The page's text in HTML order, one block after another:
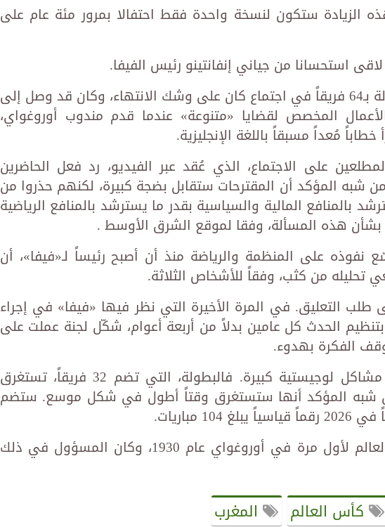
الزيادة ستكون لنسخة واحدة فقط احتفالا بمرور مئة عام على
استحسانا من جياني إنفانتينو رئيس الفيفا.
ويذكر أن اقتراح إقامة البطولة بـ64 فريقاً في اجتماع كان على وشك الانتهاء، وكان قد وصل إلى
المخصص لقضايا «متنوعة» عندما قدم مندوب أوروغواي،
خطاباً مُعداً مسبقاً باللغة الإنجليزية.
على الاجتماع، الذي عُقد عبر الفيديو، رد فعل الحاضرين
شبه المؤكد أن المقترحات ستقابل بضجة كبيرة، لكنهم حذروا من
بالمنافع المالية والسياسية بقدر ما يسترشد بالمنافع الرياضية
بشأن هذه المسألة، وفقا لموقع الشرق الأوسط .
نفوذه على المنظمة والرياضة منذ أن أصبح رئيساً لـ«فيفا»، أن
تحليله من كثب، وفقاً للأشخاص الثلاثة.
طلب التعليق. في المرة الأخيرة التي نظر فيها «فيفا» في إجراء
الحدث كل عامين بدلاً من أربعة أعوام، شكّل لجنة عملت على
الفكرة بهدوء.
وأشار التقرير إلى أن هناك مشاكل لوجيستية كبيرة. فالبطولة، التي تضم 32 فريقاً، تستغرق
شبه المؤكد أنها ستستغرق وقتاً أطول في شكل موسع. ستضم
ويذكر أنه قد أقيمت كأس العالم لأول مرة في أوروغواي عام 1930، وكان المسؤول في ذلك
كأس العالم المغرب